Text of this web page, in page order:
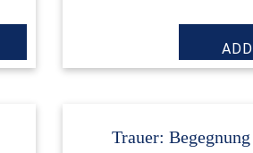
Trauer: